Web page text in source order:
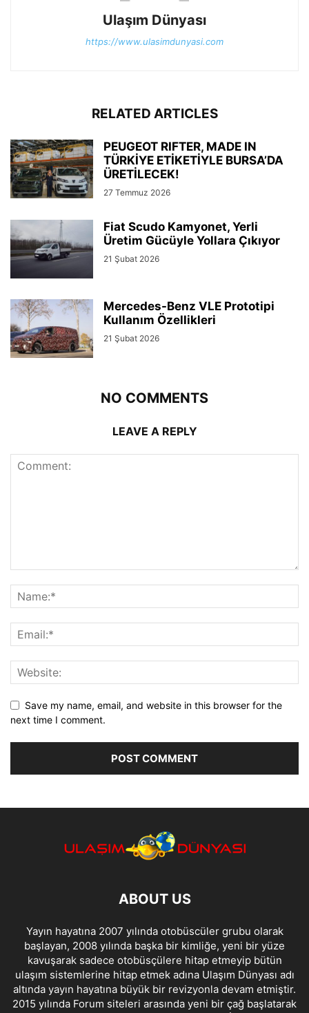
Ulaşım Dünyası
https://www.ulasimdunyasi.com
RELATED ARTICLES
PEUGEOT RIFTER, MADE IN
TÜRKİYE ETİKETİYLE BURSA’DA
ÜRETİLECEK!
27 Temmuz 2026
Fiat Scudo Kamyonet, Yerli
Üretim Gücüyle Yollara Çıkıyor
21 Şubat 2026
Mercedes-Benz VLE Prototipi
Kullanım Özellikleri
21 Şubat 2026
NO COMMENTS
LEAVE A REPLY
Save my name, email, and website in this browser for the
next time I comment.
ABOUT US
Yayın hayatına 2007 yılında otobüscüler grubu olarak
başlayan, 2008 yılında başka bir kimliğe, yeni bir yüze
kavuşarak sadece otobüsçülere hitap etmeyip bütün
ulaşım sistemlerine hitap etmek adına Ulaşım Dünyası adı
altında yayın hayatına büyük bir revizyonla devam etmiştir.
2015 yılında Forum siteleri arasında yeni bir çağ başlatarak